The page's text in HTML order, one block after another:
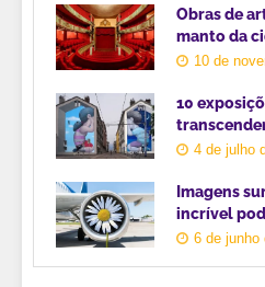
Obras de
manto da
10 de
10
4 de julho
Imagens
incrível
6 de junho